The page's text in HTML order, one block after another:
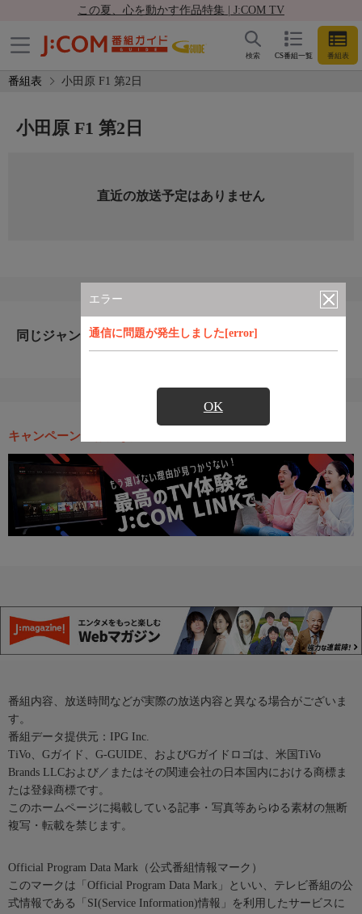
この夏、心を動かす作品特集 | J:COM TV
CS番組一覧 番組表
検索
番組表 小田原 F1 第2日
エラー
通信に問題が発生しました[error]
OK
小田原 F1 第2日
直近の放送予定はありません
同じジャンルのおすすめ番組
キャンペーン・お得な情報
番組内容、放送時間などが実際の放送内容と異なる場合がございま
す。
番組データ提供元：IPG Inc.
TiVo、Gガイド、G-GUIDE、およびGガイドロゴは、米国TiVo
Brands LLCおよび／またはその関連会社の日本国内における商標ま
たは登録商標です。
このホームページに掲載している記事・写真等あらゆる素材の無断
複写・転載を禁じます。
Official Program Data Mark（公式番組情報マーク）
このマークは「Official Program Data Mark」といい、テレビ番組の公
式情報である「SI(Service Information)情報」を利用したサービスに